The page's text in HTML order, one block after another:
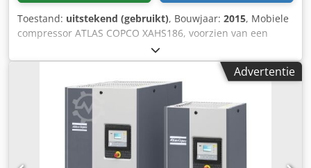
Toestand: uitstekend (gebruikt), Bouwjaar: 2015, Mobiele
compressor ATLAS COPCO XAHS186, voorzien van een
eindkoeler, recent volledig onderhouden. Technische
gegevens: capaciteit 10,50 m³/min; werkdruk 12 bar;
bouwjaar 2015; motor DEUTZ 104 kW; urenstand: 2016 uur.
Compressor is volledig operationeel, klaar voor gebruik,
met garantie. Crodpjzk Amxefx An Ijf Netto prijs: 109.500 zł
Bruto prijs: 134.685 zł Machine is in perfecte staat
geïmporteerd en beschikt over alle benodigde
documenten voor registratie. Hieronder vindt u de links
naar de video's.
Advertentie